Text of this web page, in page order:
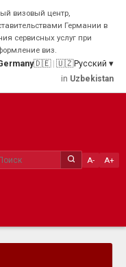
визовый центр,
Германии в
сервисных услуг при
виз.
🇩🇪 | 🇺🇿Русский ▾
in Uzbekistan
A- A+